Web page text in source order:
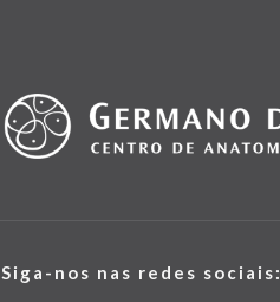
Siga-nos nas redes sociais: